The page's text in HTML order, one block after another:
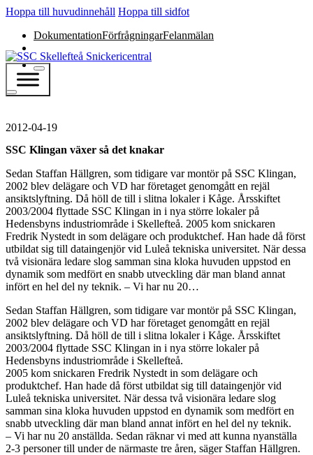
Hoppa till huvudinnehåll Hoppa till sidfot
DokumentationFörfrågningarFelanmälan
2012-04-19
SSC Klingan växer så det knakar
Sedan Staffan Hällgren, som tidigare var montör på SSC Klingan,
2002 blev delägare och VD har företaget genomgått en rejäl
ansiktslyftning. Då höll de till i slitna lokaler i Kåge. Årsskiftet
2003/2004 flyttade SSC Klingan in i nya större lokaler på
Hedensbyns industriområde i Skellefteå. 2005 kom snickaren
Fredrik Nystedt in som delägare och produktchef. Han hade då först
utbildat sig till dataingenjör vid Luleå tekniska universitet. När dessa
två visionära ledare slog samman sina kloka huvuden uppstod en
dynamik som medfört en snabb utveckling där man bland annat
infört en hel del ny teknik. – Vi har nu 20…
Sedan Staffan Hällgren, som tidigare var montör på SSC Klingan,
2002 blev delägare och VD har företaget genomgått en rejäl
ansiktslyftning. Då höll de till i slitna lokaler i Kåge. Årsskiftet
2003/2004 flyttade SSC Klingan in i nya större lokaler på
Hedensbyns industriområde i Skellefteå.
2005 kom snickaren Fredrik Nystedt in som delägare och
produktchef. Han hade då först utbildat sig till dataingenjör vid
Luleå tekniska universitet. När dessa två visionära ledare slog
samman sina kloka huvuden uppstod en dynamik som medfört en
snabb utveckling där man bland annat infört en hel del ny teknik.
– Vi har nu 20 anställda. Sedan räknar vi med att kunna nyanställa
2-3 personer till under de närmaste tre åren, säger Staffan Hällgren.